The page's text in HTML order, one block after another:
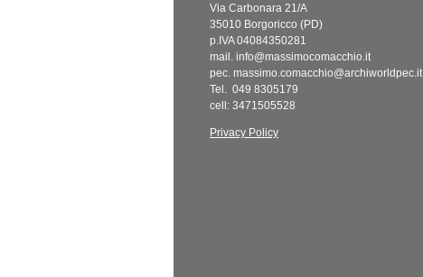
Via Carbonara 21/A
35010 Borgoricco (PD)
p.IVA 04084350281
mail. info@massimocomacchio.it
pec. massimo.comacchio@archiworldpec.it
Tel. 049 8305179
cell: 3471505528
Privacy Policy